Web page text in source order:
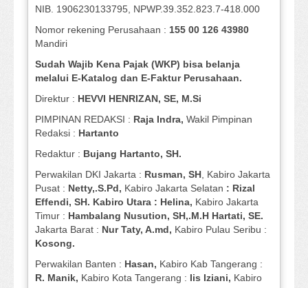
NIB. 1906230133795, NPWP.39.352.823.7-418.000
Nomor rekening Perusahaan : 155 00 126 43980
Mandiri
Sudah Wajib Kena Pajak (WKP) bisa belanja
melalui E-Katalog dan E-Faktur Perusahaan.
Direktur : HEVVI HENRIZAN, SE, M.Si
PIMPINAN REDAKSI : Raja Indra, Wakil Pimpinan
Redaksi : Hartanto
Redaktur : Bujang Hartanto, SH.
Perwakilan DKI Jakarta : Rusman, SH , Kabiro Jakarta
Pusat : Netty,.S.Pd, Kabiro Jakarta Selatan : Rizal
Effendi, SH. Kabiro Utara : Helina, Kabiro Jakarta
Timur : Hambalang Nusution, SH,.M.H Hartati, SE.
Jakarta Barat : Nur Taty, A.md, Kabiro Pulau Seribu :
Kosong.
Perwakilan Banten : Hasan, Kabiro Kab Tangerang :
R. Manik, Kabiro Kota Tangerang : Iis Iziani, Kabiro